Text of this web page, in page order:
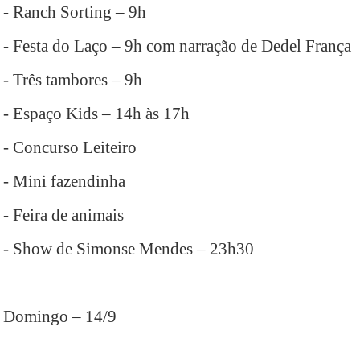
- Ranch Sorting – 9h
- Festa do Laço – 9h com narração de Dedel França
- Três tambores – 9h
- Espaço Kids – 14h às 17h
- Concurso Leiteiro
- Mini fazendinha
- Feira de animais
- Show de Simonse Mendes – 23h30
Domingo – 14/9